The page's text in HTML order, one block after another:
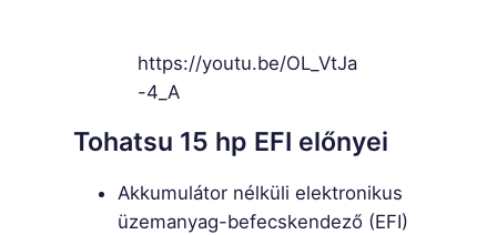
https://youtu.be/OL_VtJa
-4_A
Tohatsu 15 hp EFI előnyei
Akkumulátor nélküli elektronikus
üzemanyag-befecskendező (EFI)